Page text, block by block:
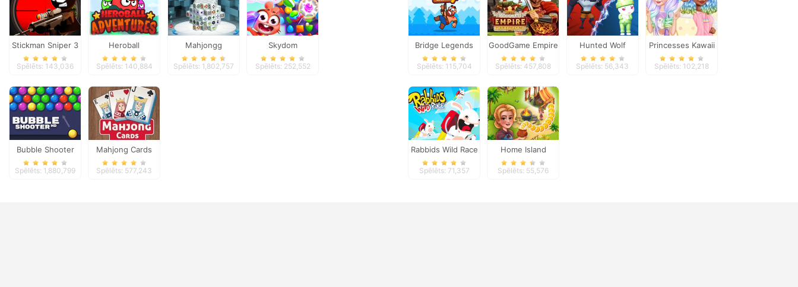
Stickman Sniper 3
Spēlēts: 143,036
Heroball
Adventures
Spēlēts: 140,884
Mahjongg
Dimensions
Spēlēts: 1,802,757
Skydom
Spēlēts: 252,552
Bubble Shooter
Spēlēts: 1,880,799
Mahjong Cards
Spēlēts: 577,243
Bridge Legends
Online
Spēlēts: 115,704
GoodGame Empire
Spēlēts: 457,808
Hunted Wolf
Defense Game
Spēlēts: 56,343
Princesses Kawaii
Looks and
Spēlēts: 102,218
Rabbids Wild Race
Spēlēts: 71,357
Home Island
Spēlēts: 55,576